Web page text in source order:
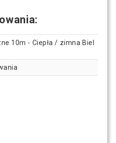
10m - Ciepła / zimna Biel